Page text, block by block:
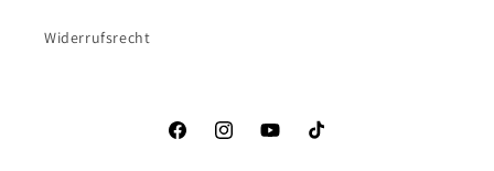
Widerrufsrecht
FacebookInstagramYouTubeTikTok